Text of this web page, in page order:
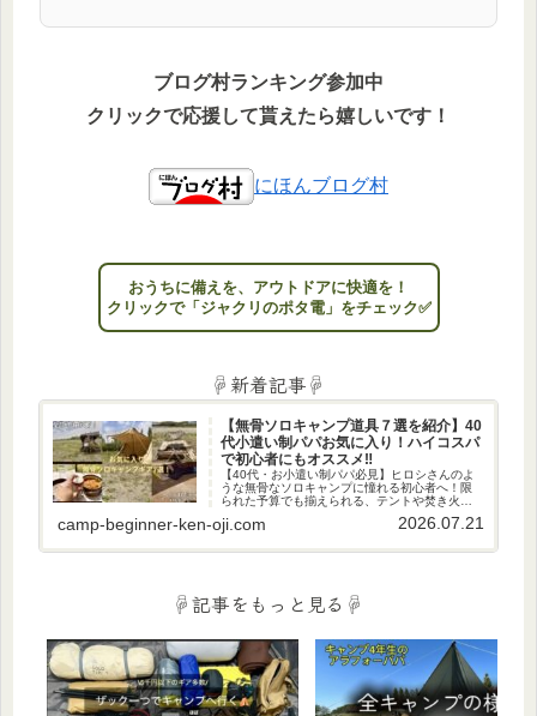
ブログ村ランキング参加中
クリックで応援して貰えたら嬉しいです！
にほんブログ村
おうちに備えを、アウトドアに快適を！
クリックで「ジャクリのポタ電」をチェック✅
☟新着記事☟
【無骨ソロキャンプ道具７選を紹介】40
代小遣い制パパお気に入り！ハイコスパ
で初心者にもオススメ‼
【40代・お小遣い制パパ必見】ヒロシさんのよ
うな無骨なソロキャンプに憧れる初心者へ！限
られた予算でも揃えられる、テントや焚き火台
など、私のお気に入りの厳選ギア7選を紹介。週
末、男のロマン溢れる秘密基地で日々の疲れを
camp-beginner-ken-oji.com 2026.07.21
☟記事をもっと見る☟